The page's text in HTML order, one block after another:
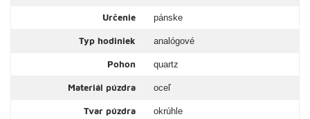
Určenie pánske
Typ hodiniek analógové
Pohon quartz
Materiál púzdra oceľ
Tvar púzdra okrúhle